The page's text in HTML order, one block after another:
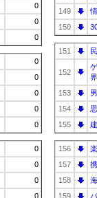
0
0
0
0
0
0
0
0
0
0
0
0
149
150
151
152
界
153
154
155
156
157
158
159